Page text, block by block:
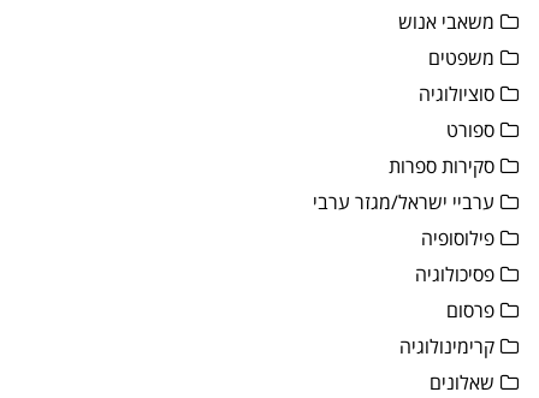
משאבי אנוש
משפטים
סוציולוגיה
ספורט
סקירות ספרות
ערביי ישראל/מגזר ערבי
פילוסופיה
פסיכולוגיה
פרסום
קרימינולוגיה
שאלונים